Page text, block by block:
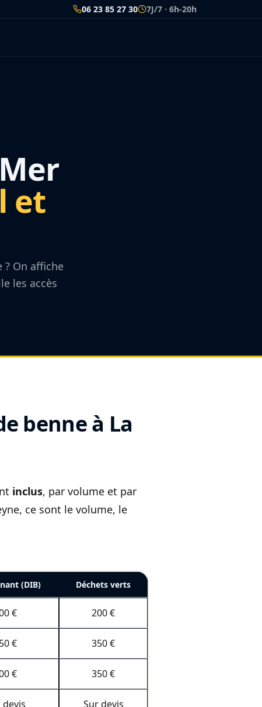
06 23 85 27 30 7J/7 · 6h-20h
et
? On affiche
les accès
benne à La
inclus, par volume et par
ce sont le volume, le
(DIB) Déchets verts
€ 200 €
€ 350 €
€ 350 €
devis Sur devis